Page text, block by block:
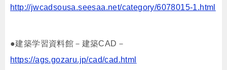
http://jwcadsousa.seesaa.net/category/6078015-1.html
●建築学習資料館－建築CAD－
https://ags.gozaru.jp/cad/cad.html